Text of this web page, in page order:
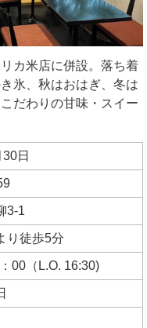
カ米店に併設。落ち着
氷、秋はおはぎ、冬は
だわりの甘味・スイー
日
3-1
り徒歩5分
00（L.O. 16:30)